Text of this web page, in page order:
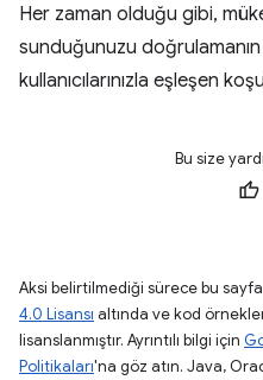
Her zaman olduğu gibi,
sunduğunuzu
kullanıcılarınızla eşleşen
Bu size
Aksi belirtilmediği sürece bu
4.0 Lisansı altında ve kod
lisanslanmıştır. Ayrıntılı bilgi için
Politikaları'na göz atın. Java,